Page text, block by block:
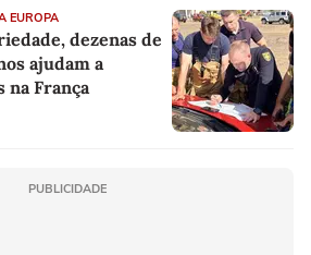
EUROPA
dezenas de
ajudam a
na França
PUBLICIDADE